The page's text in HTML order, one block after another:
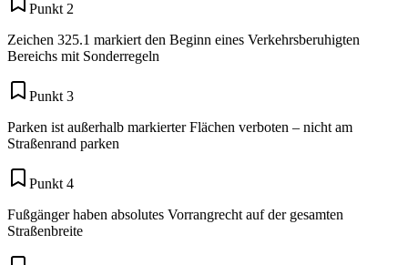
Punkt 2
Zeichen 325.1 markiert den Beginn eines Verkehrsberuhigten
Bereichs mit Sonderregeln
Punkt 3
Parken ist außerhalb markierter Flächen verboten – nicht am
Straßenrand parken
Punkt 4
Fußgänger haben absolutes Vorrangrecht auf der gesamten
Straßenbreite